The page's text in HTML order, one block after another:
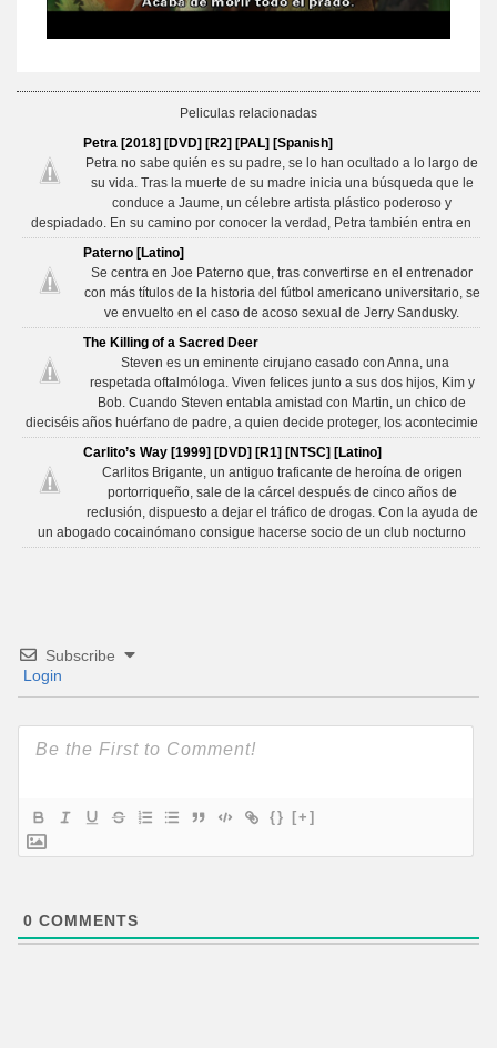
Peliculas relacionadas
Petra [2018] [DVD] [R2] [PAL] [Spanish]
Petra no sabe quién es su padre, se lo han ocultado a lo largo de
su vida. Tras la muerte de su madre inicia una búsqueda que le
conduce a Jaume, un célebre artista plástico poderoso y
despiadado. En su camino por conocer la verdad, Petra también entra en
Paterno [Latino]
Se centra en Joe Paterno que, tras convertirse en el entrenador
con más títulos de la historia del fútbol americano universitario, se
ve envuelto en el caso de acoso sexual de Jerry Sandusky.
The Killing of a Sacred Deer
Steven es un eminente cirujano casado con Anna, una
respetada oftalmóloga. Viven felices junto a sus dos hijos, Kim y
Bob. Cuando Steven entabla amistad con Martin, un chico de
dieciséis años huérfano de padre, a quien decide proteger, los acontecimie
Carlito’s Way [1999] [DVD] [R1] [NTSC] [Latino]
Carlitos Brigante, un antiguo traficante de heroína de origen
portorriqueño, sale de la cárcel después de cinco años de
reclusión, dispuesto a dejar el tráfico de drogas. Con la ayuda de
un abogado cocainómano consigue hacerse socio de un club nocturno
Subscribe
Login
{} [+]
0 COMMENTS